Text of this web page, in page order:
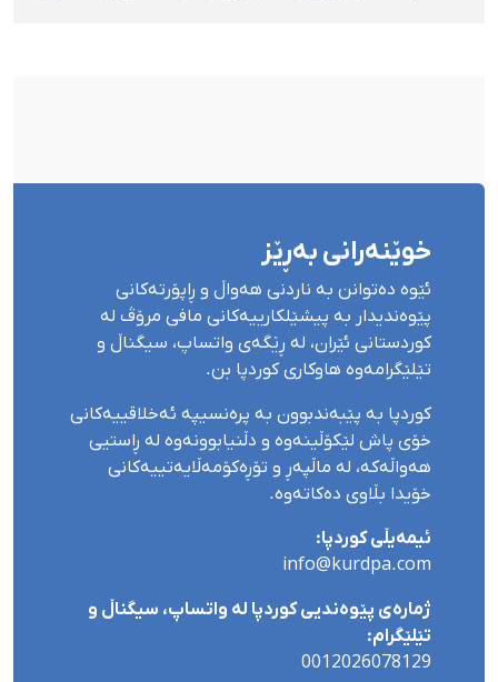
خوێنەرانی بەڕێز
ئێوە دەتوانن بە ناردنی هەواڵ و ڕاپۆرتەکانی
پێوەندیدار بە پیشێلکارییەکانی مافی مرۆڤ لە
کوردستانی ئێران، لە ڕێگەی واتساپ، سیگناڵ و
تێلێگرامەوە هاوکاری کوردپا بن.
کوردپا بە پێبەندبوون بە پرەنسیپە ئەخلاقییەکانی
خۆی پاش لێکۆڵینەوە و دڵنیابوونەوە لە ڕاستیی
هەواڵەکە، لە ماڵپەڕ و تۆڕەکۆمەڵایەتییەکانی
خۆیدا بڵاوی دەکاتەوە.
ئیمەیڵی کوردپا:
info@kurdpa.com
ژمارەی پێوەندیی کوردپا لە واتساپ، سیگناڵ و
تێلێگرام:
0012026078129